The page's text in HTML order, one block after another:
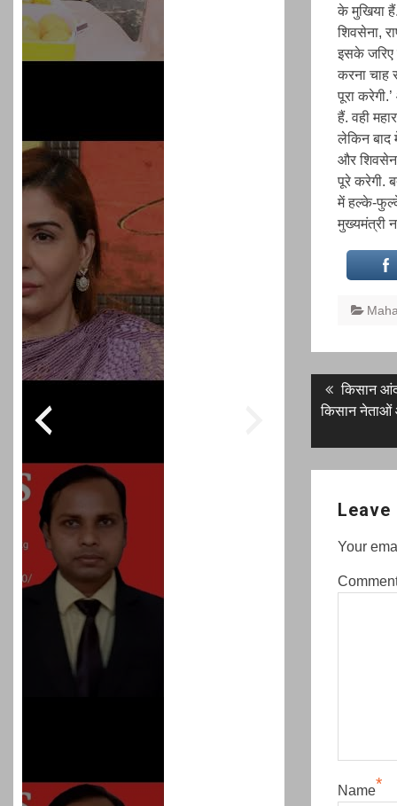
के मुखिया
शिवसेना,
इसके जरिए
करना चाह
पूरा
हैं. वही
लेकिन बाद
और
पूरे करेगी.
में हल्के-
मुख्यमंत्री
PostPrevious
post:
किसान
किसान नेताओं
Leave
Your
Name*